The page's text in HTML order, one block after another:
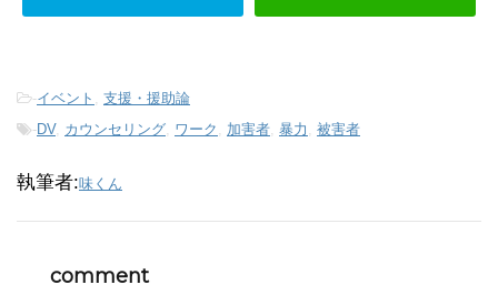
-イベント , 支援・援助論
-DV, カウンセリング, ワーク , 加害者, 暴力 , 被害者
執筆者:味くん
comment